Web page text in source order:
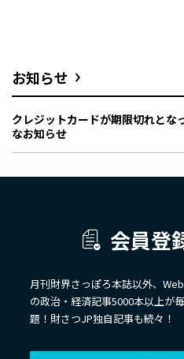
お知らせ
クレジットカードが期限切れとな
なお知らせ
会員登
月刊財界さっぽろ本誌以外、
の政治・経済記事5000本以上が
題！財さつJP独自記事も続々！